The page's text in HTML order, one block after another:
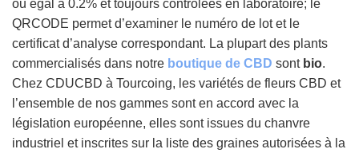
ou égal à 0.2% et toujours contrôlées en laboratoire; le
QRCODE permet d’examiner le numéro de lot et le
certificat d’analyse correspondant. La plupart des plants
commercialisés dans notre boutique de CBD sont bio.
Chez CDUCBD à Tourcoing, les variétés de fleurs CBD et
l’ensemble de nos gammes sont en accord avec la
législation européenne, elles sont issues du chanvre
industriel et inscrites sur la liste des graines autorisées à la